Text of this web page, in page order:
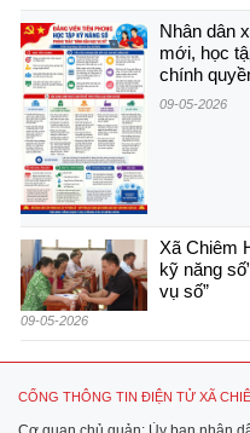
Nhân dân
mới, học
chính
09-05-2026
Xã Chiêm
kỹ năng
vụ số”
09-05-2026
CỔNG THÔNG TIN ĐIỆN TỬ XÃ